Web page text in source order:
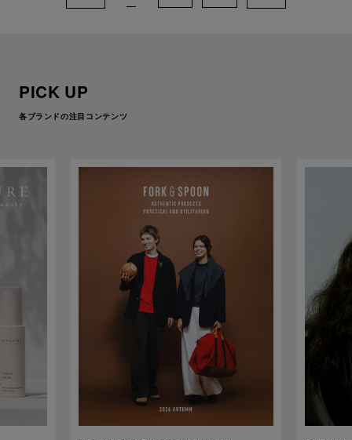
PICK UP
各ブランドの注目コンテンツ